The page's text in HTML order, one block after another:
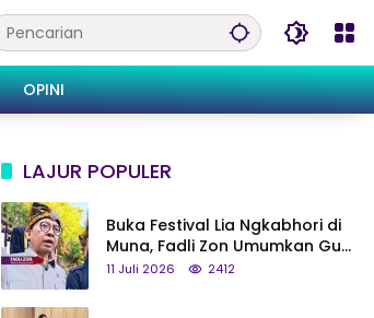
OPINI
LAJUR POPULER
Buka Festival Lia Ngkabhori di
Muna, Fadli Zon Umumkan Gua
Metanduno Segera Naik Status
11 Juli 2026 2412